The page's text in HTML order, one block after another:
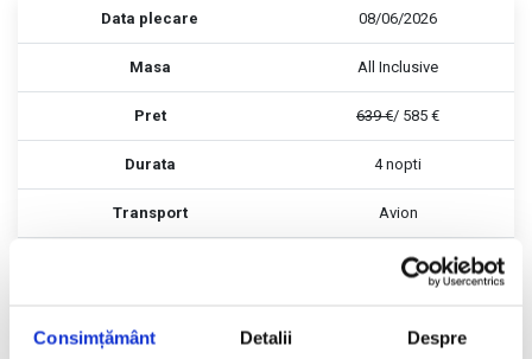
Consimțământ Detalii Despre
Data plecare 08/06/2026
Masa All Inclusive
Pret 639 €/ 585 €
Durata 4 nopti
Transport Avion